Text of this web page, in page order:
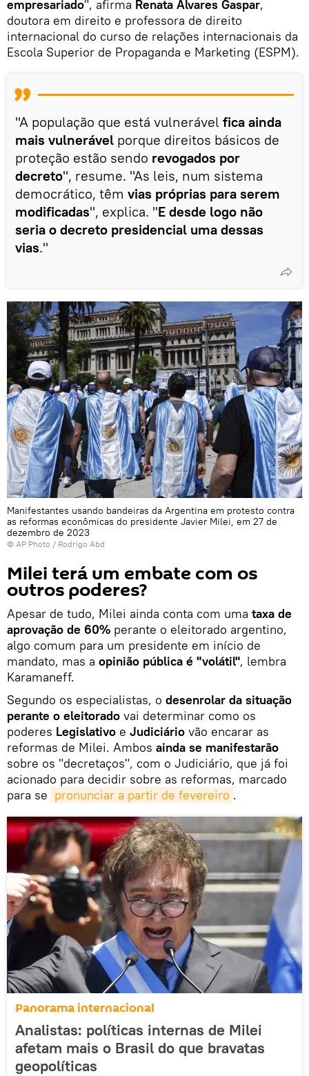
empresariado", afirma Renata Alvares Gaspar,
doutora em direito e professora de direito
internacional do curso de relações internacionais da
Escola Superior de Propaganda e Marketing (ESPM).
"A população que está vulnerável fica ainda
mais vulnerável porque direitos básicos de
proteção estão sendo revogados por
decreto", resume. "As leis, num sistema
democrático, têm vias próprias para serem
modificadas", explica. "E desde logo não
seria o decreto presidencial uma dessas
vias."
Manifestantes usando bandeiras da Argentina em protesto contra
as reformas econômicas do presidente Javier Milei, em 27 de
dezembro de 2023
© AP Photo / Rodrigo Abd
Milei terá um embate com os
outros poderes?
Apesar de tudo, Milei ainda conta com uma taxa de
aprovação de 60% perante o eleitorado argentino,
algo comum para um presidente em início de
mandato, mas a opinião pública é "volátil", lembra
Karamaneff.
Segundo os especialistas, o desenrolar da situação
perante o eleitorado vai determinar como os
poderes Legislativo e Judiciário vão encarar as
reformas de Milei. Ambos ainda se manifestarão
sobre os "decretaços", com o Judiciário, que já foi
acionado para decidir sobre as reformas, marcado
para se pronunciar a partir de fevereiro .
Panorama internacional
Analistas: políticas internas de Milei
afetam mais o Brasil do que bravatas
geopolíticas